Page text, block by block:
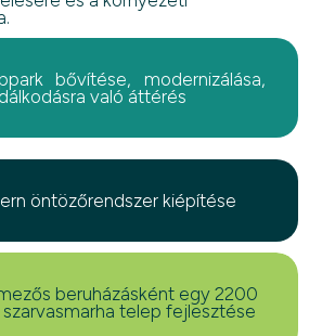
bővítése, modernizálása,
való áttérés
öntözőrendszer kiépítése
beruházásként egy 2200
telep fejlesztése